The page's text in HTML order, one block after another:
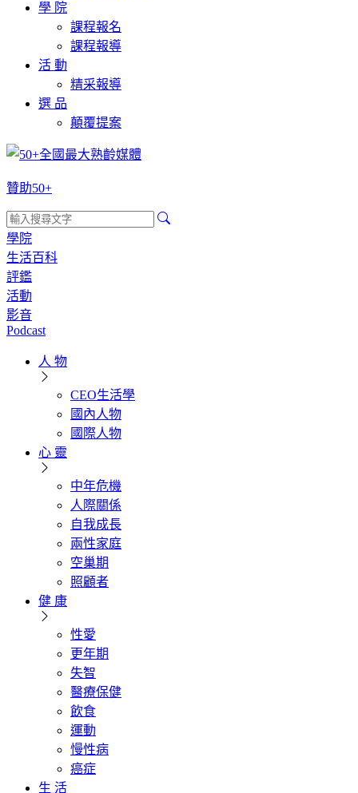
學 院
課程報名
課程報導
活 動
精采報導
選 品
顛覆提案
贊助50+
學院
生活百科
評鑑
活動
影音
Podcast
人 物
CEO生活學
國內人物
國際人物
心 靈
中年危機
人際關係
自我成長
兩性家庭
空巢期
照顧者
健 康
性愛
更年期
失智
醫療保健
飲食
運動
慢性病
癌症
生 活